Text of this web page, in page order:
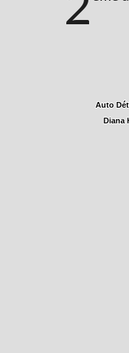
Diana
Diana
Auto
Auto